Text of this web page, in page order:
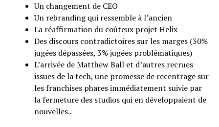
Un changement de CEO
Un rebranding qui ressemble à l’ancien
La réaffirmation du coûteux projet Helix
Des discours contradictoires sur les marges (30%
jugées dépassées, 3% jugées problématiques)
L’arrivée de Matthew Ball et d’autres recrues
issues de la tech, une promesse de recentrage sur
les franchises phares immédiatement suivie par
la fermeture des studios qui en développaient de
nouvelles..